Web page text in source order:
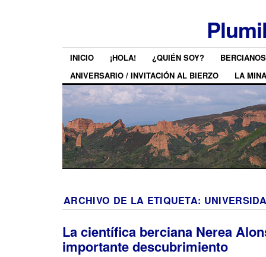
INICIO ¡HOLA! ¿QUIÉN SOY?
ANIVERSARIO / INVITACIÓN AL BIERZO
LA MINA
ARCHIVO DE LA ETIQUETA:
La científica berciana Nerea
importante descubrimiento